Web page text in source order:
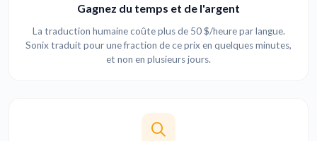
Gagnez du temps et de l'argent
La traduction humaine coûte plus de 50 $/heure par langue.
Sonix traduit pour une fraction de ce prix en quelques minutes,
et non en plusieurs jours.